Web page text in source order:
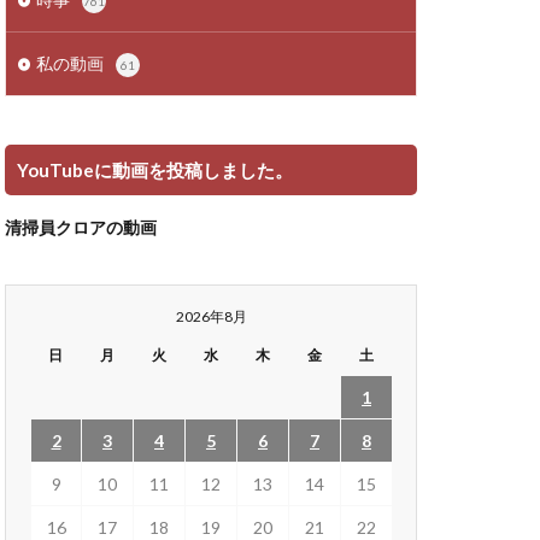
私の動画 61
YouTubeに動画を投稿しました。
清掃員クロアの動画
2026年8月
日 月 火 水 木 金 土
1
2 3 4 5 6 7 8
9 10 11 12 13 14 15
16 17 18 19 20 21 22